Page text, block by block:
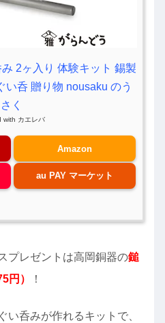
2ヶ入り 体験キット 錫製
い呑 贈り物 nousaku のう
さく
with カエレバ
Amazon
au PAY マーケット
プレゼントは高岡銅器の鎚
円）
！
い呑みが作れるキットで、